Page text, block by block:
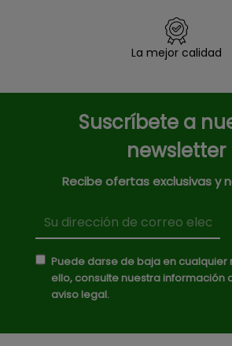
La mejor calidad
Suscríbete a
newsletter
Recibe ofertas exclusivas y
Puede darse de baja en cualquier
ello, consulte nuestra información
aviso legal.